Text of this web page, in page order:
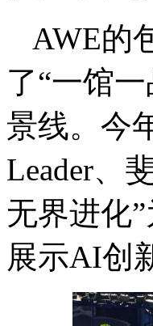
AWE的
了“一馆
景线。今
Leader、
无界进化
展示AI创